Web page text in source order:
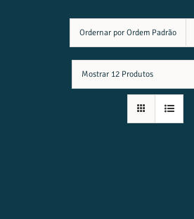
Ordernar por Ordem Padrão
Mostrar 12 Produtos